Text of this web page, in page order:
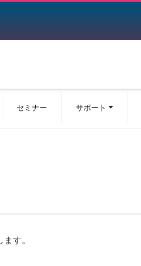
セミナー サポート
す。